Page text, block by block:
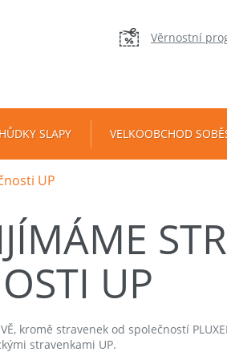
Věrnostní
SLAPY VELKOOBCHOD
UP
UP
kromě stravenek od společností
stravenkami UP.